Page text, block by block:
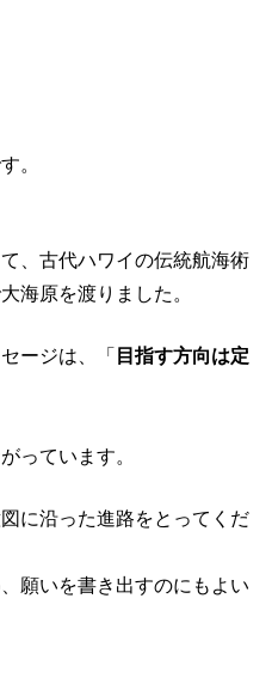
。
、古代ハワイの伝統航海術
海原を渡りました。
ージは、「 目指す方向は定
っています。
に沿った進路をとってくだ
願いを書き出すのにもよい